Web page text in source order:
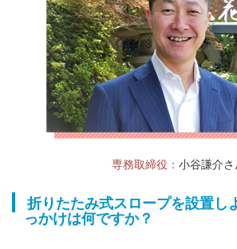
専務取締役： 小谷謙介さ
折りたたみ式スロープを設置し
っかけは何ですか？